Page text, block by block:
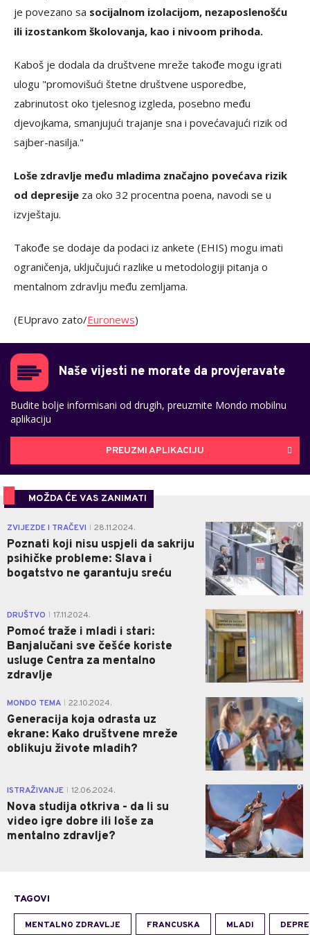
je povezano sa socijalnom izolacijom, nezaposlenošću
ili izostankom školovanja, kao i nivoom prihoda.
Kaboš je dodala da društvene mreže takođe mogu igrati
ulogu "promovišući štetne društvene usporedbe,
zabrinutost oko tjelesnog izgleda, posebno među
djevojkama, smanjujući trajanje sna i povećavajući rizik od
sajber-nasilja."
Loše zdravlje među mladima značajno povećava rizik
od depresije za oko 32 procentna poena, navodi se u
izvještaju.
Takođe se dodaje da podaci iz ankete (EHIS) mogu imati
ograničenja, uključujući razlike u metodologiji pitanja o
mentalnom zdravlju među zemljama.
(EUpravo zato/Euronews)
Naše vijesti ne morate da provjeravate
Budite bolje informisani od drugih, preuzmite Mondo mobilnu
aplikaciju
PREUZMI APLIKACIJU
MOŽDA ĆE VAS ZANIMATI
ZVIJEZDE I TRAČEVI 28.11.2024.
Poznati koji nisu uspjeli da sakriju
psihičke probleme: Slava i
bogatstvo ne garantuju sreću
0
DRUŠTVO 17.11.2024.
Pomoć traže i mladi i stari:
Banjalučani sve češće koriste
usluge Centra za mentalno
zdravlje
0
MONDO TEMA 22.10.2024.
Generacija koja odrasta uz
ekrane: Kako društvene mreže
oblikuju živote mladih?
2
ISTRAŽIVANJE 12.06.2024.
Nova studija otkriva - da li su
video igre dobre ili loše za
mentalno zdravlje?
0
TAGOVI
MENTALNO ZDRAVLJE FRANCUSKA MLADI